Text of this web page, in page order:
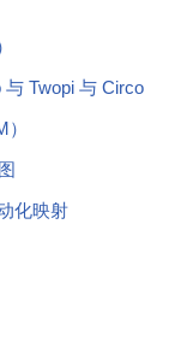
Twopi 与 Circo
化映射